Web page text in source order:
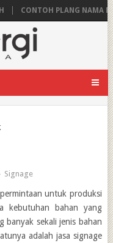
PLANG NAMA MASJID
Signage
untuk produksi
kebutuhan bahan yang
banyak sekali jenis bahan
adalah jasa signage